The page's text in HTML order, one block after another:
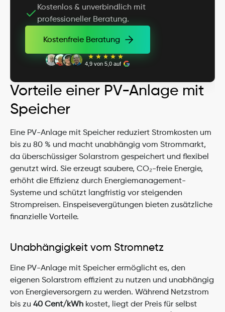
Kostenlos & unverbindlich mit
professioneller Beratung.
Kostenfreie Beratung
4,9 von 5,0 auf
Vorteile einer PV-Anlage mit
Speicher
Eine PV-Anlage mit Speicher reduziert Stromkosten um
bis zu 80 % und macht unabhängig vom Strommarkt,
da überschüssiger Solarstrom gespeichert und flexibel
genutzt wird. Sie erzeugt saubere, CO₂-freie Energie,
erhöht die Effizienz durch Energiemanagement-
Systeme und schützt langfristig vor steigenden
Strompreisen. Einspeisevergütungen bieten zusätzliche
finanzielle Vorteile.
Unabhängigkeit vom Stromnetz
Eine PV-Anlage mit Speicher ermöglicht es, den
eigenen Solarstrom effizient zu nutzen und unabhängig
von Energieversorgern zu werden. Während Netzstrom
bis zu 40 Cent/kWh kostet, liegt der Preis für selbst